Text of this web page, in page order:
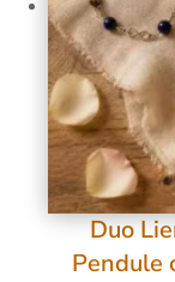
Duo
Pendule